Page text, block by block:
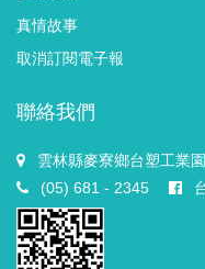
真情故事
取消訂閱電子報
聯絡我們
雲林縣麥寮鄉台塑工業
(05) 681 - 2345